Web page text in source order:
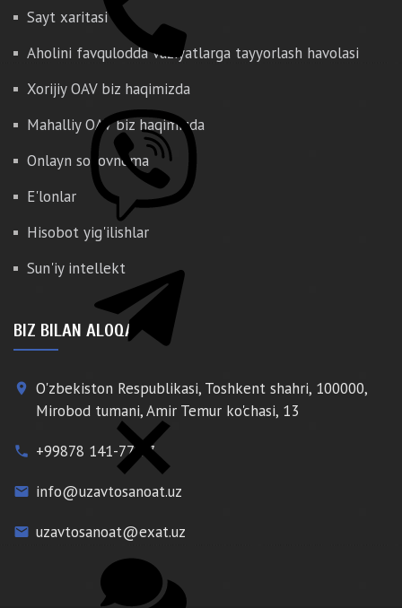
Sayt xaritasi
Aholini favqulodda vaziyatlarga tayyorlash havolasi
Xorijiy OAV biz haqimizda
Mahalliy OAV biz haqimizda
Onlayn so'rovnoma
E'lonlar
Hisobot yig'ilishlar
Sun'iy intellekt
BIZ BILAN ALOQA
place O'zbekiston Respublikasi, Toshkent shahri, 100000,
Mirobod tumani, Amir Temur ko'chasi, 13
phone +99878 141-77-77
email info@uzavtosanoat.uz
email uzavtosanoat@exat.uz